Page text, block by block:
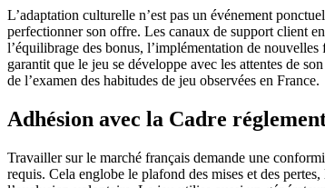
L’adaptation culturelle n’est pas un événement
perfectionner son offre. Les canaux de support client
l’équilibrage des bonus, l’implémentation de
garantit que le jeu se développe avec les attentes de
de l’examen des habitudes de jeu observées en France.
Adhésion avec la Cadre
Travailler sur le marché français demande une
requis. Cela englobe le plafond des mises et des